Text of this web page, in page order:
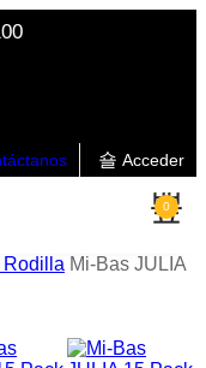
Acceder
0
Rodilla Mi-Bas JULIA